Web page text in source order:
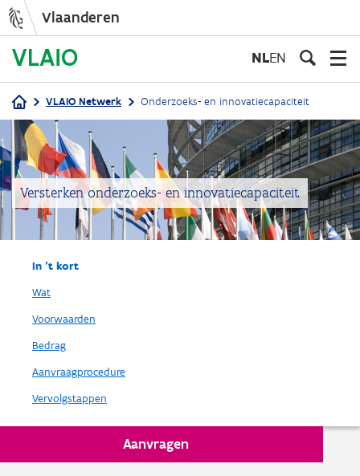
gaan
Vlaanderen
NLEN
Kruimelpad
VLAIO Netwerk Onderzoeks- en innovatiecapaciteit
Versterken onderzoeks- en innovatiecapaciteit
In 't kort
Wat
Voorwaarden
Bedrag
Aanvraagprocedure
Vervolgstappen
Aanvragen